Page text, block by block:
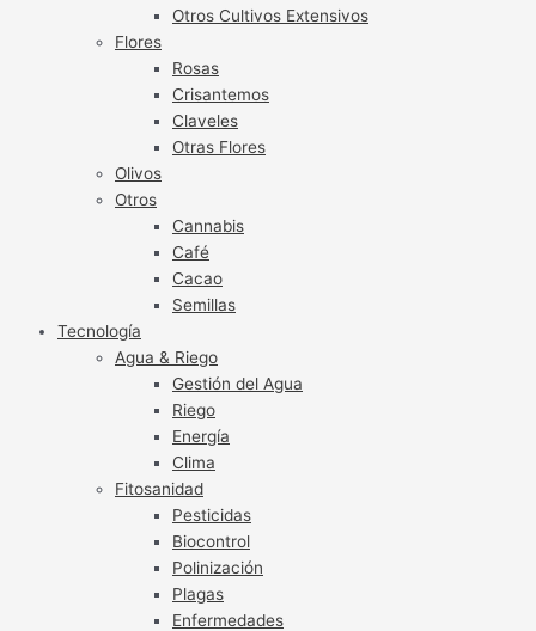
Otros Cultivos Extensivos
Flores
Rosas
Crisantemos
Claveles
Otras Flores
Olivos
Otros
Cannabis
Café
Cacao
Semillas
Tecnología
Agua & Riego
Gestión del Agua
Riego
Energía
Clima
Fitosanidad
Pesticidas
Biocontrol
Polinización
Plagas
Enfermedades